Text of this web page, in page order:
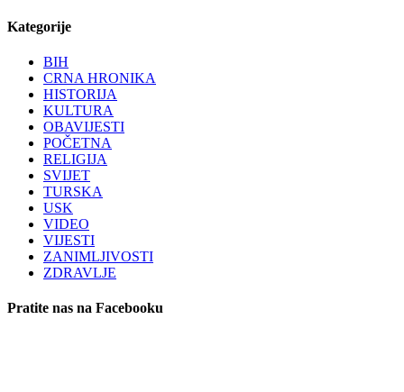
Kategorije
BIH
CRNA HRONIKA
HISTORIJA
KULTURA
OBAVIJESTI
POČETNA
RELIGIJA
SVIJET
TURSKA
USK
VIDEO
VIJESTI
ZANIMLJIVOSTI
ZDRAVLJE
Pratite nas na Facebooku